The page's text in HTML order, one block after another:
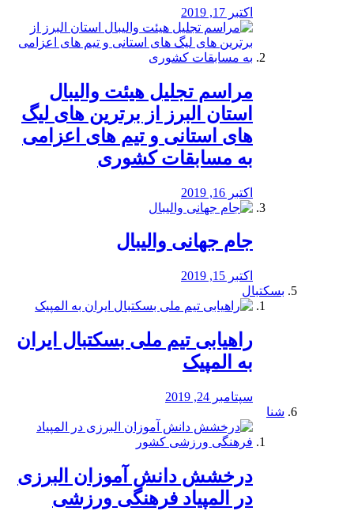
اکتبر 17, 2019
مراسم تجلیل هیئت والیبال
استان البرز از برترین های لیگ
های استانی و تیم های اعزامی
به مسابقات کشوری
اکتبر 16, 2019
جام جهانی والیبال
اکتبر 15, 2019
بسکتبال
راهیابی تیم ملی بسکتبال ایران
به المپیک
سپتامبر 24, 2019
شنا
درخشش دانش آموزان البرزی
در المپیاد فرهنگی ورزشی